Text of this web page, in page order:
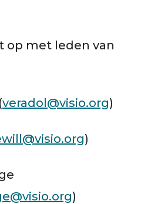
op met leden van
veradol@visio.org)
)
)